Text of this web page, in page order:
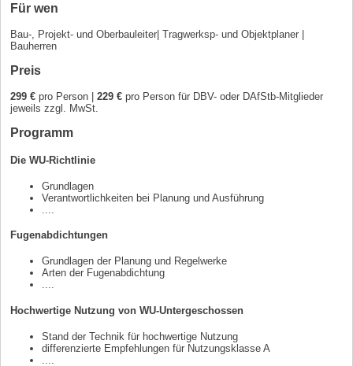
Für wen
Bau-, Projekt- und Oberbauleiter| Tragwerksp- und Objektplaner |
Bauherren
Preis
299 € pro Person | 229 € pro Person für DBV- oder DAfStb-Mitglieder
jeweils zzgl. MwSt.
Programm
Die WU-Richtlinie
Grundlagen
Verantwortlichkeiten bei Planung und Ausführung
Fugenabdichtungen
Grundlagen der Planung und Regelwerke
Arten der Fugenabdichtung
....
Hochwertige Nutzung von WU-Untergeschossen
Stand der Technik für hochwertige Nutzung
differenzierte Empfehlungen für Nutzungsklasse A